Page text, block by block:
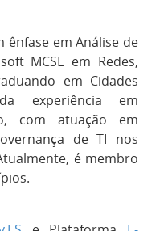
ênfase em Análise de
MCSE em Redes,
em Cidades
experiência em
com atuação em
de TI nos
é membro